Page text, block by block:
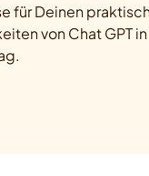
für Deinen
von Chat GPT